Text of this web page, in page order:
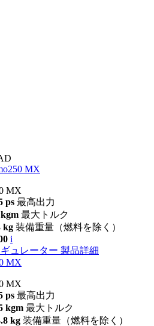
MX
MX
ps 最高出力
最大トルク
kg 装備重量（燃料を除く）
i
ュレーター 製品詳細
MX
MX
ps 最高出力
kgm 最大トルク
kg 装備重量（燃料を除く）